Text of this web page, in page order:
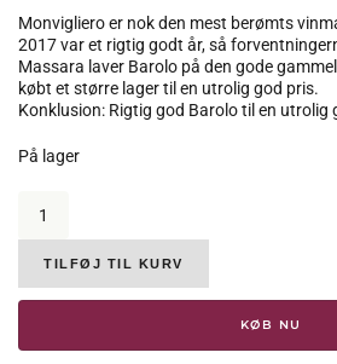
Monvigliero er nok den mest berømts
2017 var et rigtig godt år, så
Massara laver Barolo på den gode
købt et større lager til en utrolig god pris.
Konklusion: Rigtig god Barolo til en utrolig
På lager
Burlotto,
Barolo
Monvigliero,
2017,
15
antal
TILFØJ TIL KURV
KØB NU